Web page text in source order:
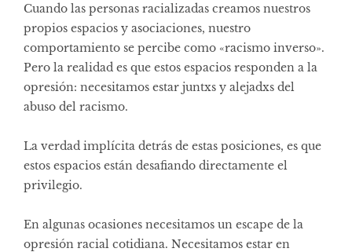
Cuando las personas racializadas creamos nuestros
propios espacios y asociaciones, nuestro
comportamiento se percibe como «racismo inverso».
Pero la realidad es que estos espacios responden a la
opresión: necesitamos estar juntxs y alejadxs del
abuso del racismo.
La verdad implícita detrás de estas posiciones, es que
estos espacios están desafiando directamente el
privilegio.
En algunas ocasiones necesitamos un escape de la
opresión racial cotidiana. Necesitamos estar en